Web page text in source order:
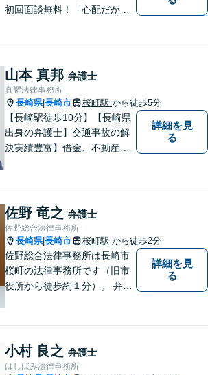
初回面談無料！「心配だから
い。各種専門家と連携し、ス
ムーズな解決を目指します。
山本 真邦 弁護士
真耀法律事務所
長崎県|長崎市 桜町駅 から徒歩5分
【長崎駅徒歩10分】【長崎県
出身の弁護士】交通事故の解
決実績豊富】借金、不動産、
い、解決まで二人三脚でサポ
ートします。◆近隣駐車場あ
り
詳細を見
る
佐野 竜之 弁護士
佐野総合法律事務所
長崎県|長崎市 桜町駅 から徒歩2分
佐野総合法律事務所は長崎市
桜町の法律事務所です（旧市
役所から徒歩約１分）。 弁護
法テラスを利用しての無料相
談がご利用いただけます。 費
詳細を見
る
小村 良之 弁護士
はしばみ法律事務所